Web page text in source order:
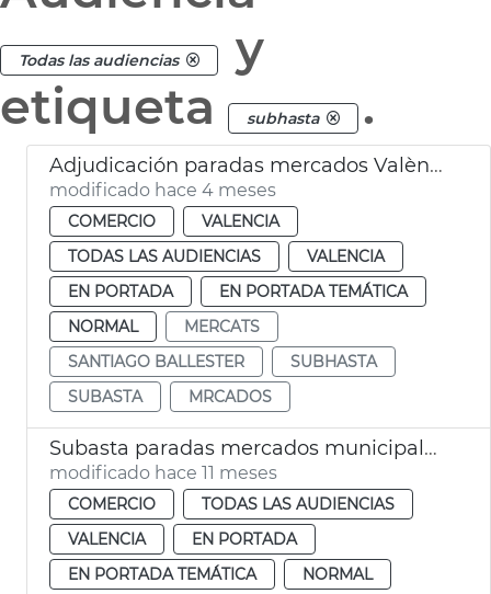
Todas las audiencias
y
etiqueta
subhasta .
Adjudicación paradas mercados València
modificado hace 4 meses
COMERCIO
VALENCIA
TODAS LAS AUDIENCIAS
VALENCIA
EN PORTADA
EN PORTADA TEMÁTICA
NORMAL
MERCATS
SANTIAGO BALLESTER
SUBHASTA
SUBASTA
MRCADOS
Subasta paradas mercados municipales València septiembre
modificado hace 11 meses
COMERCIO
TODAS LAS AUDIENCIAS
VALENCIA
EN PORTADA
EN PORTADA TEMÁTICA
NORMAL